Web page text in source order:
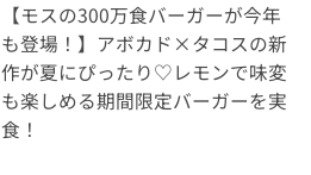
【モスの300万食バーガーが今年
も登場！】アボカド×タコスの新
作が夏にぴったり♡レモンで味変
も楽しめる期間限定バーガーを実
食！